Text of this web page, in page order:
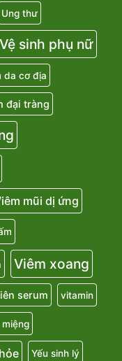
Ung thư
Vệ sinh phụ nữ
da cơ địa
đại tràng
mũi dị ứng
Viêm xoang
serum vitamin
Yếu sinh lý